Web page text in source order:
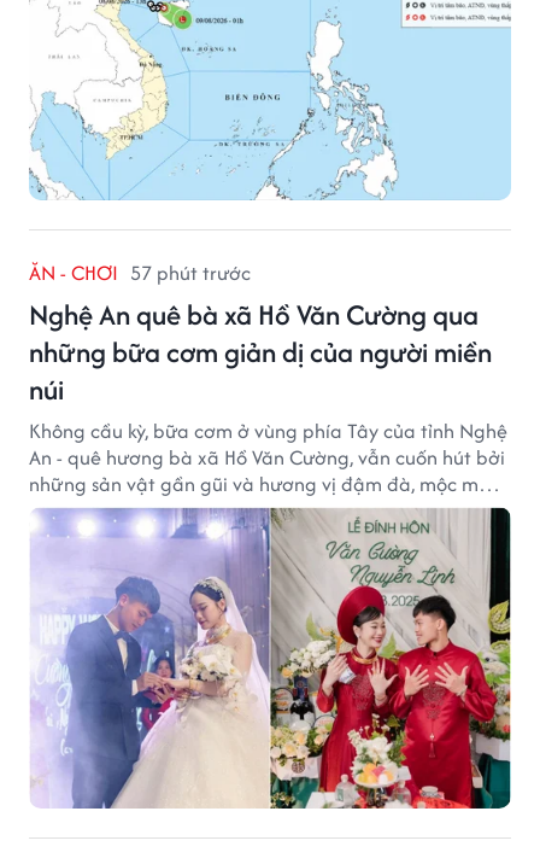
ĂN - CHƠI 57 phút trước
Nghệ An quê bà xã Hồ Văn Cường qua
những bữa cơm giản dị của người miền
núi
Không cầu kỳ, bữa cơm ở vùng phía Tây của tỉnh Nghệ
An - quê hương bà xã Hồ Văn Cường, vẫn cuốn hút bởi
những sản vật gần gũi và hương vị đậm đà, mộc mạc
của núi rừng.